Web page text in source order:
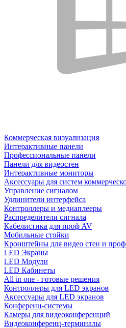
Коммерческая визуализация
Интерактивные панели
Профессиональные панели
Панели для видеостен
Интерактивные мониторы
Аксессуары для систем
Управление сигналом
Удлинители интерфейса
Контроллеры и медиаплееры
Распределители сигнала
Кабелистика для проф AV
Мобильные стойки
Кронштейны для видео стен и
LED Экраны
LED Модули
LED Кабинеты
All in one - готовые решения
Контроллеры для LED экранов
Аксессуары для LED экранов
Конференц-системы
Камеры для видеоконференций
Видеоконференц-терминалы